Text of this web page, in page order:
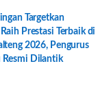
Targetkan
Prestasi Terbaik di
2026, Pengurus
Resmi Dilantik